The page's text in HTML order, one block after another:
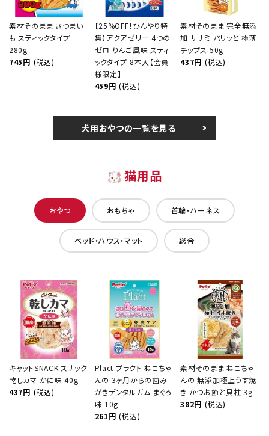
素材そのまま さつまい
も スティックタイプ
280g
745円 (税込)
【25%OFF！ひんやり特
集】アクアゼリー 4つの
ゼロ りんご風味 スティ
ックタイプ 8本入【会員
様限定】
459円 (税込)
素材そのまま 完全無添
加 ササミ パリッと 極薄
チップス 50g
437円 (税込)
犬用おやつの一覧を見る
猫用品
おやつ おもちゃ 首輪・ハーネス
ベッド・ハウス・マット 総合
キャットSNACK スナック
乾しカマ かに味 40g
437円 (税込)
Plact プラクト ねこちゃ
んの 3ヶ月からの歯み
がきデンタルガム まぐろ
味 10g
261円 (税込)
素材そのまま ねこちゃ
んの 無添加極上うす焼
き かつお節と貝柱 3g
382円 (税込)